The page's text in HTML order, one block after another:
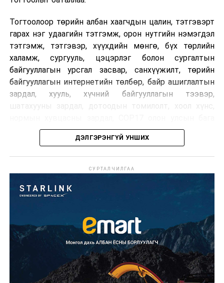
Тогтоолоор төрийн албан хаагчдын цалин, тэтгэвэрт
гарах нэг удаагийн тэтгэмж, орон нутгийн нэмэгдэл
тэтгэмж, тэтгэвэр, хүүхдийн мөнгө, бүх төрлийн
халамж, сургууль, цэцэрлэг болон сургалтын
байгууллагын урсгал засвар, санхүүжилт, төрийн
байгууллагын интернетийн төлбөр, байр ашиглалтын
зардал, хууль, хүчний байгууллагын тээвэр,
хурлын зардал, Засгийн газрын өр, орон нутгийн нөөц
хөрөнгийн санхүүжилтийг хэвийн үргэлжлүүлэхээр
шийдвэрлэжээ.
Харин дараах зардлыг хязгаарлахаар болсон байна.
Үүнд:
Олон улсын болон Засгийн газрын
шийдвэртэйгээс бусад хурал, зөвлөгөөн, ой,
тэмдэглэлт өдөр, найр наадам, соёлын арга
Урьдчилан төлөвлөсөн төрийн өндөр албан
тушаалтны томилолтоос бусад гадаад
ДЭЛГЭРЭНГҮЙ УНШИХ
СУРТАЛЧИЛГАА